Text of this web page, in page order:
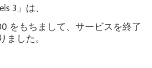
3」は、
をもちまして、サービスを終了
した。